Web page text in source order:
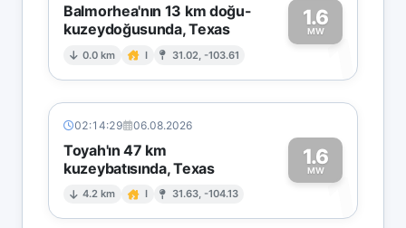
Balmorhea'nın 13 km doğu-
kuzeydoğusunda, Texas
0.0 km I 31.02, -103.61
1.6
MW1
02:14:29 06.08.2026
Toyah'ın 47 km
kuzeybatısında, Texas
4.2 km I 31.63, -104.13
1.6
MW1